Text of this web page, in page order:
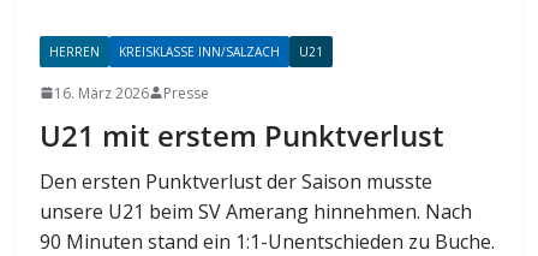
HERREN KREISKLASSE INN/SALZACH U21
16. März 2026 Presse
U21 mit erstem Punktverlust
Den ersten Punktverlust der Saison musste
unsere U21 beim SV Amerang hinnehmen. Nach
90 Minuten stand ein 1:1-Unentschieden zu Buche.